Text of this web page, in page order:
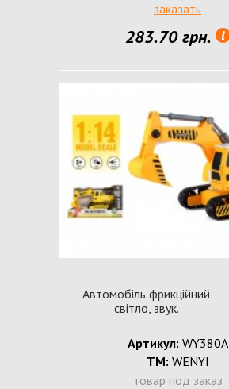
заказать
283.70 грн.
Автомобіль фрикційний
світло, звук.
Артикул: WY380A
ТМ: WENYI
товар под заказ